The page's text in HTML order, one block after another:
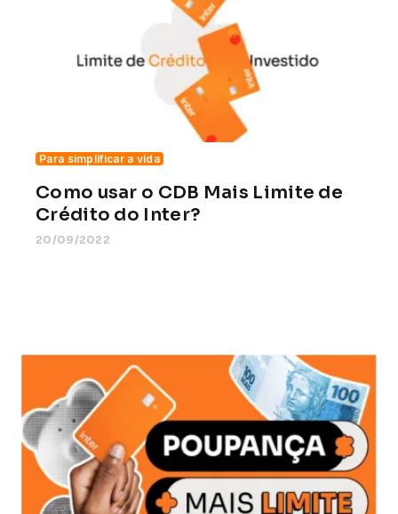
Para simplificar a vida
Como usar o CDB Mais Limite de
Crédito do Inter?
20/09/2022